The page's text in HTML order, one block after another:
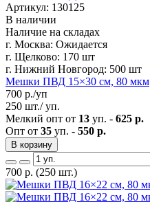
Артикул: 130125
В наличии
Наличие на складах
г. Москва: Ожидается
г. Щелково: 170 шт
г. Нижний Новгород: 500 шт
Мешки ПВД 15×30 см, 80 мкм
700 р./уп
250 шт./ уп.
Мелкий опт от 13 уп. - 625 р.
Опт от 35 уп. - 550 р.
В корзину
700 р. (250 шт.)